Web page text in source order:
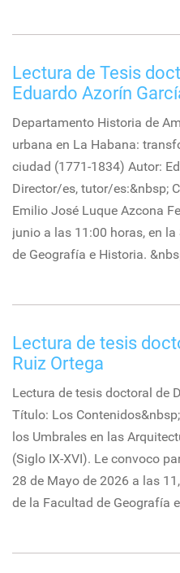
Lectura de Tesis
Eduardo Azorín
Departamento Historia de
urbana en La Habana:
ciudad (1771-1834) Autor:
Director/es, tutor/es:&nbsp;
Emilio José Luque Azcona
junio a las 11:00 horas, en
de Geografía e Historia.
Lectura de tesis
Ruiz Ortega
Lectura de tesis doctoral de
Título: Los
los Umbrales en las
(Siglo IX-XVI). Le convoco
28 de Mayo de 2026 a las
de la Facultad de Geografía